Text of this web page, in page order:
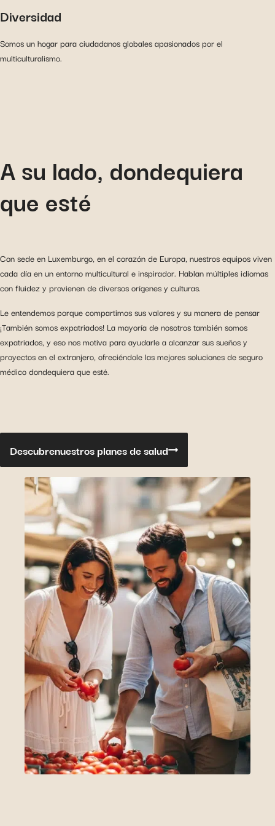
Diversidad
Somos un hogar para ciudadanos globales apasionados por el
multiculturalismo.
A su lado, dondequiera
que esté
Con sede en Luxemburgo, en el corazón de Europa, nuestros equipos viven
cada día en un entorno multicultural e inspirador. Hablan múltiples idiomas
con fluidez y provienen de diversos orígenes y culturas.
Le entendemos porque compartimos sus valores y su manera de pensar
¡También somos expatriados! La mayoría de nosotros también somos
expatriados, y eso nos motiva para ayudarle a alcanzar sus sueños y
proyectos en el extranjero, ofreciéndole las mejores soluciones de seguro
médico dondequiera que esté.
Descubrenuestros planes de salud